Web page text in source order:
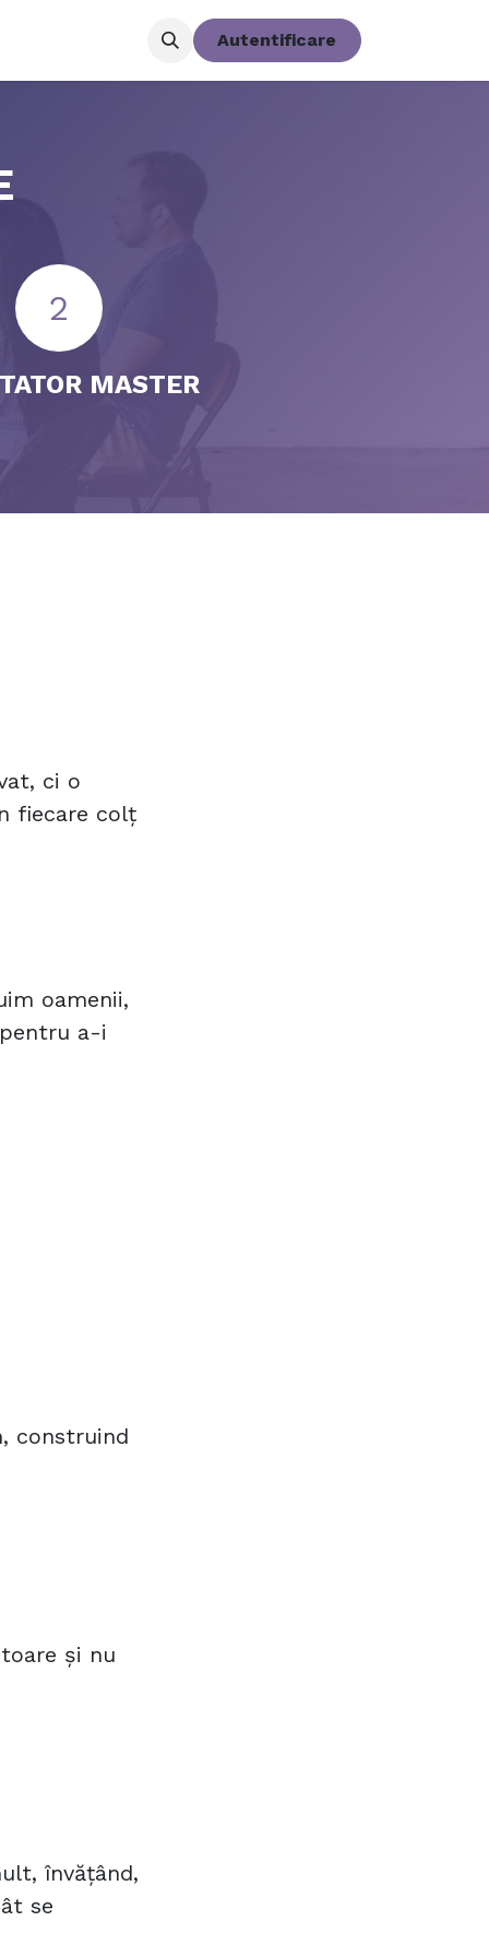
Autentificare
2
MASTER​
ci o
fiecare colț
oamenii,
a-i
construind
și nu
învățând,
se